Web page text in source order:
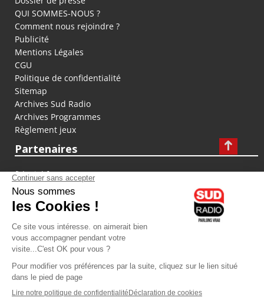
QUI SOMMES-NOUS ?
Comment nous rejoindre ?
Publicité
Mentions Légales
CGU
Politique de confidentialité
Sitemap
Archives Sud Radio
Archives Programmes
Règlement jeux
Partenaires
fiducial.fr
lyoncapitale.fr
olympique-et-lyonnais.com
L'application Iphone / Android
Téléchargez l'application
Les cookies